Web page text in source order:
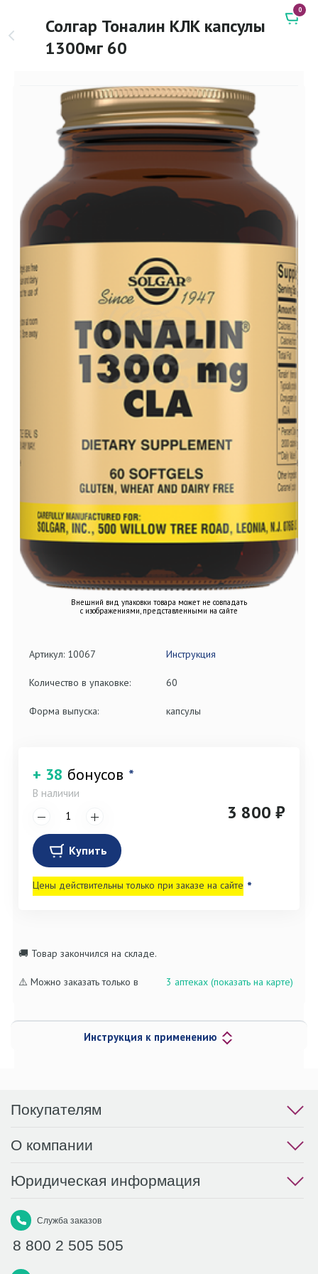
Солгар Тоналин КЛК капсулы
1300мг 60
0
Внешний вид упаковки товара может не совпадать
с изображениями, представленными на сайте
Артикул: 10067 Инструкция
Количество в упаковке: 60
Форма выпуска: капсулы
+ 38 бонусов *
В наличии
3 800 ₽
Купить
Цены действительны только при заказе на сайте *
🚚 Товар закончился на складе.
⚠️ Можно заказать только в 3 аптеках (показать на карте)
Инструкция к применению
Покупателям
О компании
Юридическая информация
Служба заказов
8 800 2 505 505